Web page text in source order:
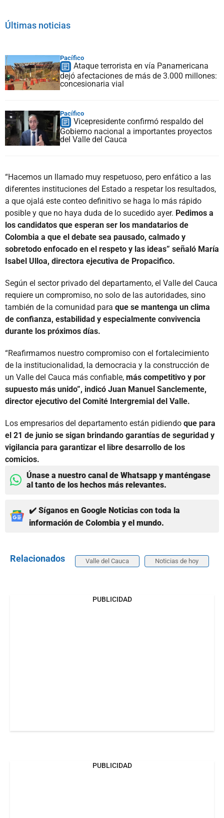
Últimas noticias
Pacífico
Ataque terrorista en vía Panamericana
dejó afectaciones de más de 3.000 millones:
concesionaria vial
Pacífico
Vicepresidente confirmó respaldo del
Gobierno nacional a importantes proyectos
del Valle del Cauca
“Hacemos un llamado muy respetuoso, pero enfático a las
diferentes instituciones del Estado a respetar los resultados,
a que ojalá este conteo definitivo se haga lo más rápido
posible y que no haya duda de lo sucedido ayer. Pedimos a
los candidatos que esperan ser los mandatarios de
Colombia a que el debate sea pausado, calmado y
sobretodo enfocado en el respeto y las ideas” señaló María
Isabel Ulloa, directora ejecutiva de Propacifico.
Según el sector privado del departamento, el Valle del Cauca
requiere un compromiso, no solo de las autoridades, sino
también de la comunidad para que se mantenga un clima
de confianza, estabilidad y especialmente convivencia
durante los próximos días.
“Reafirmamos nuestro compromiso con el fortalecimiento
de la institucionalidad, la democracia y la construcción de
un Valle del Cauca más confiable, más competitivo y por
supuesto más unido”, indicó Juan Manuel Sanclemente,
director ejecutivo del Comité Intergremial del Valle.
Los empresarios del departamento están pidiendo que para
el 21 de junio se sigan brindando garantías de seguridad y
vigilancia para garantizar el libre desarrollo de los
comicios.
Únase a nuestro canal de Whatsapp y manténgase
al tanto de los hechos más relevantes.
✔️ Síganos en Google Noticias con toda la
información de Colombia y el mundo.
Relacionados Valle del Cauca Noticias de hoy
PUBLICIDAD
PUBLICIDAD